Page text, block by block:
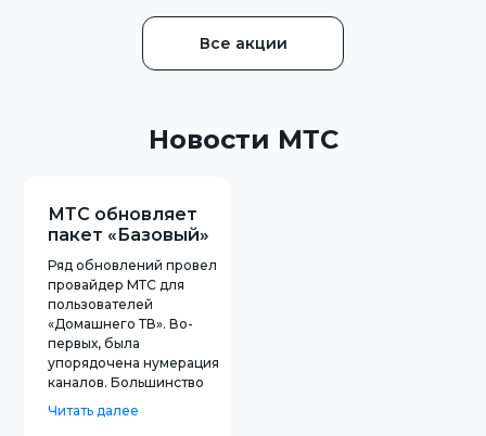
Все акции
Новости МТС
МТС обновляет
пакет «Базовый»
Домашнего ТВ
Ряд обновлений провел
провайдер МТС для
пользователей
«Домашнего ТВ». Во-
первых, была
упорядочена нумерация
каналов. Большинство
каналов теперь
жанрово. Объединено
Читать далее